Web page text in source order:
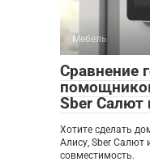
Мебель
Сравнение
Sber Салют
Хотите сделать
Алису, Sber Салют
совместимость.